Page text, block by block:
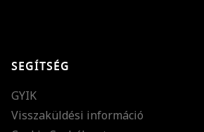
különleges ajánlatainkat és
SEGÍTSÉG
GYIK
Visszaküldési információ